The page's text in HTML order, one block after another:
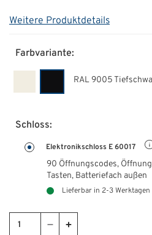
Weitere Produktdetails
Farbvariante:
RAL 9005
Schloss:
Elektronikschloss E 60017
90 Öffnungscodes,
Tasten, Batteriefach außen
Lieferbar in 2-3 Werktagen